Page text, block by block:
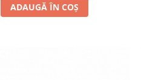
ADAUGĂ ÎN COȘ